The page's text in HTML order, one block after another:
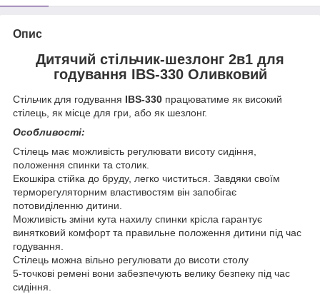
Опис
Дитячий стільчик-шезлонг 2в1 для
годування IBS-330 Оливковий
Стільчик для годування IBS-330 працюватиме як високий
стілець, як місце для гри, або як шезлонг.
Особливості:
Стілець має можливість регулювати висоту сидіння,
положення спинки та столик.
Екошкіра стійка до бруду, легко чиститься. Завдяки своїм
терморегуляторним властивостям він запобігає
потовиділенню дитини.
Можливість зміни кута нахилу спинки крісла гарантує
винятковий комфорт та правильне положення дитини під час
годування.
Стілець можна вільно регулювати до висоти столу
5-точкові ремені вони забезпечують велику безпеку під час
сидіння.